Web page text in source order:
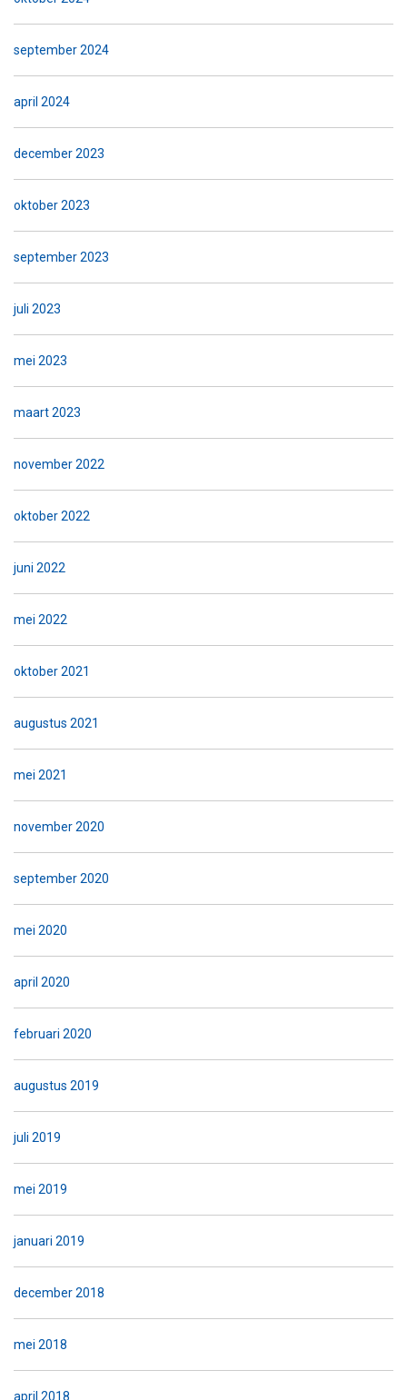
september 2024
april 2024
december 2023
oktober 2023
september 2023
juli 2023
mei 2023
maart 2023
november 2022
oktober 2022
juni 2022
mei 2022
oktober 2021
augustus 2021
mei 2021
november 2020
september 2020
mei 2020
april 2020
februari 2020
augustus 2019
juli 2019
mei 2019
januari 2019
december 2018
mei 2018
april 2018